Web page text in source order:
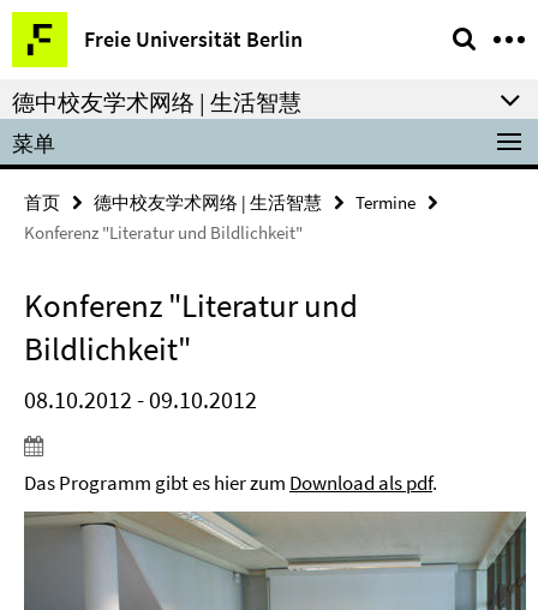
Springe
direkt
zu
Inhalt
Freie Universität Berlin
服
务-
导
航
德中校友学术网络 | 生活智慧
菜单
首页 德中校友学术网络 | 生活智慧
Termine
Konferenz "Literatur und Bildlichkeit"
Konferenz "Literatur und
Bildlichkeit"
08.10.2012 - 09.10.2012
Das Programm gibt es hier zum Download als pdf.